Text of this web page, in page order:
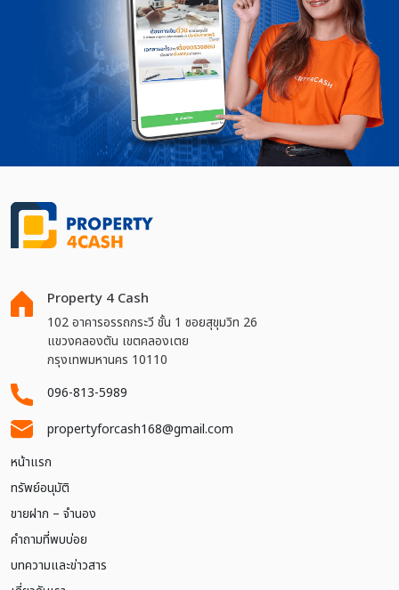
Property 4 Cash
102 อาคารอรรถกระวี ชั้น 1 ซอยสุขุมวิท 26
แขวงคลองตัน เขตคลองเตย
กรุงเทพมหานคร 10110
096-813-5989
propertyforcash168@gmail.com
หน้าแรก
ทรัพย์อนุมัติ
ขายฝาก – จำนอง
คำถามที่พบบ่อย
บทความและข่าวสาร